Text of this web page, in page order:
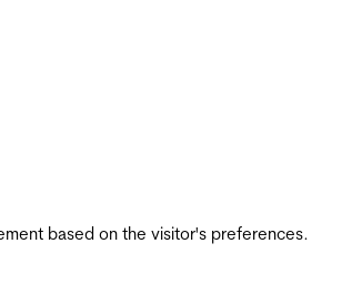
based on the visitor's preferences.